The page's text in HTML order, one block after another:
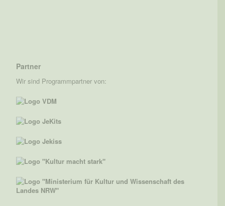
Partner
Wir sind Programmpartner von: